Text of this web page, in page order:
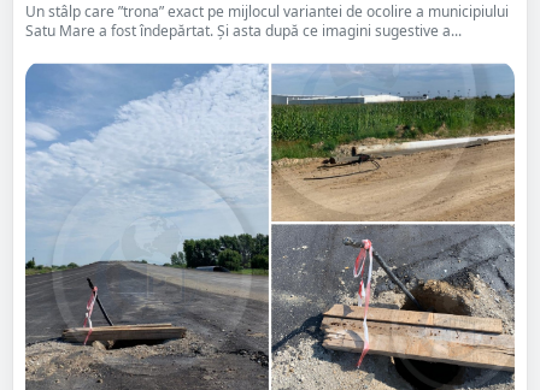
Un stâlp care ”trona” exact pe mijlocul variantei de ocolire a municipiului
Satu Mare a fost îndepărtat. Și asta după ce imagini sugestive a...